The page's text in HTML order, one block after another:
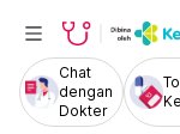
Chat
dengan
Dokter